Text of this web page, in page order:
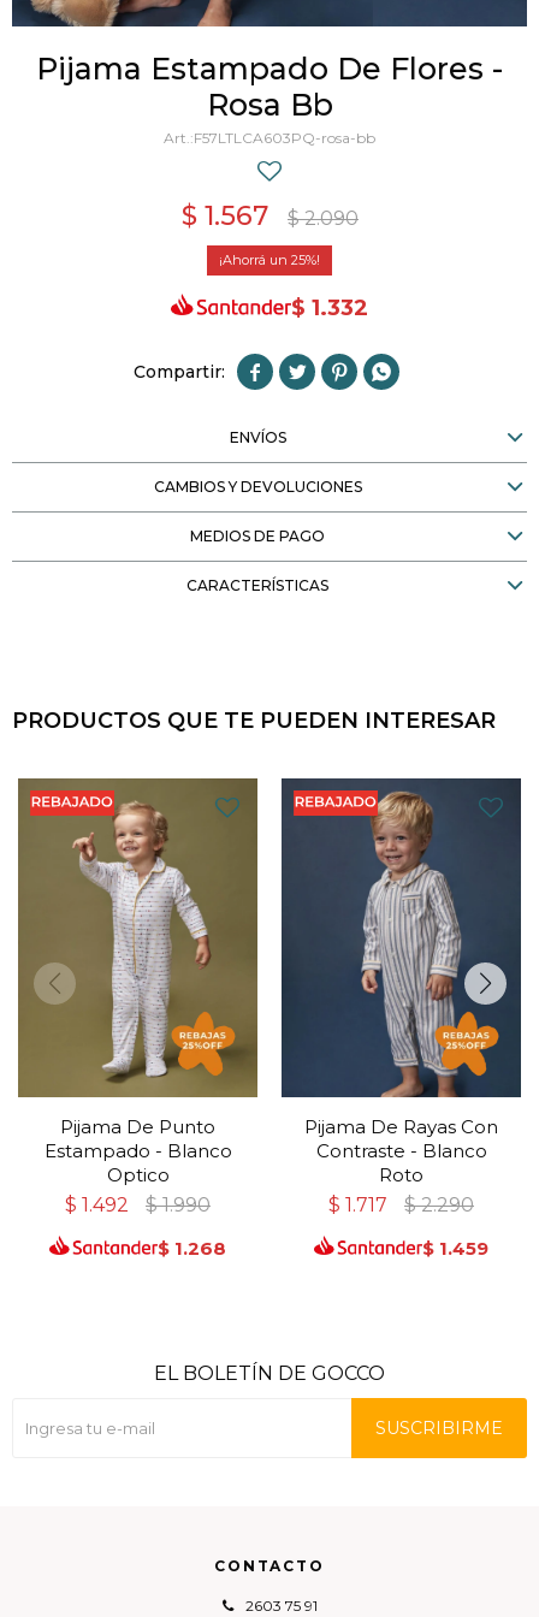
Pijama Estampado De Flores -
Rosa Bb
F57LTLCA603PQ-rosa-bb
$ 1.567 $ 2.090
25
$ 1.332
   
ENVÍOS
CAMBIOS Y DEVOLUCIONES
MEDIOS DE PAGO
CARACTERÍSTICAS
PRODUCTOS QUE TE PUEDEN INTERESAR
Pijama De Punto
Estampado - Blanco
Optico
$ 1.492 $ 1.990
$ 1.268
Pijama De Rayas Con
Contraste - Blanco
Roto
$ 1.717 $ 2.290
$ 1.459
CONTACTO
2603 75 91
EL BOLETÍN DE GOCCO
SUSCRIBIRME